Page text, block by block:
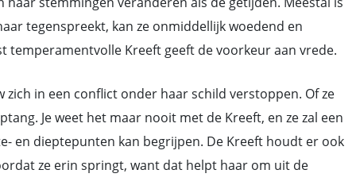
tegenspreekt, kan ze onmiddellijk woedend en
temperamentvolle Kreeft geeft de voorkeur aan vrede.
zich in een conflict onder haar schild verstoppen. Of ze
Je weet het maar nooit met de Kreeft, en ze zal een
en dieptepunten kan begrijpen. De Kreeft houdt er ook
ze erin springt, want dat helpt haar om uit de